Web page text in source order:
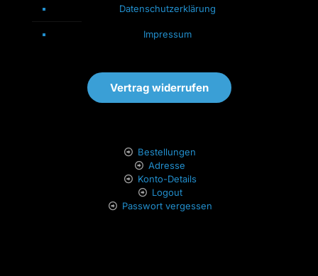
Datenschutzerklärung
Impressum
Vertrag widerrufen
Bestellungen
Adresse
Konto-Details
Logout
Passwort vergessen